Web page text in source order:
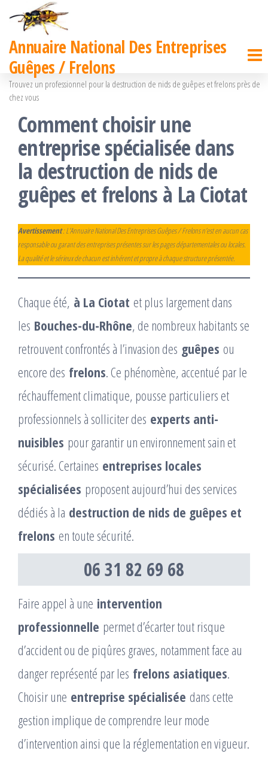
Passer
contenu
Annuaire National Des Entreprises
Guêpes / Frelons
Trouvez un professionnel pour la destruction de nids de guêpes et frelons près de
chez vous
Comment choisir une
entreprise spécialisée dans
la destruction de nids de
guêpes et frelons à La Ciotat
Avertissement: L’Annuaire National Des Entreprises Guêpes / Frelons n’est en aucun cas
responsable ou garant des entreprises présentes sur les pages départementales ou locales.
La qualité et le sérieux de chacun est inhérent et propre à chaque structure présentée.
Chaque été, à La Ciotat et plus largement dans
les Bouches-du-Rhône, de nombreux habitants se
retrouvent confrontés à l’invasion des guêpes ou
encore des frelons. Ce phénomène, accentué par le
réchauffement climatique, pousse particuliers et
professionnels à solliciter des experts anti-
nuisibles pour garantir un environnement sain et
sécurisé. Certaines entreprises locales
spécialisées proposent aujourd’hui des services
dédiés à la destruction de nids de guêpes et
frelons en toute sécurité.
06 31 82 69 68
Faire appel à une intervention
professionnelle permet d’écarter tout risque
d’accident ou de piqûres graves, notamment face au
danger représenté par les frelons asiatiques.
Choisir une entreprise spécialisée dans cette
gestion implique de comprendre leur mode
d’intervention ainsi que la réglementation en vigueur.